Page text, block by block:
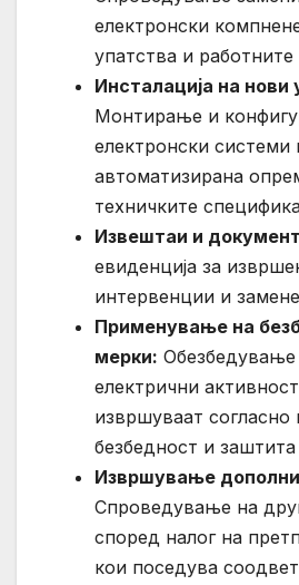
електронски
упатства и работните
Инсталација на нови
Монтирање и
електронски системи
автоматизирана
техничките
Извештаи и
евиденција за
интервенции и
Применување на
мерки: Обезбедување
електрични
извршуваат согласно
безбедност и
Извршување
Спроведување на
според налог на
кои поседува